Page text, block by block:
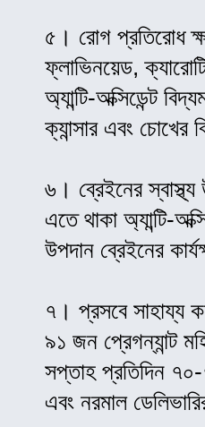
৫। রোগ প্রতিরোধ
ফ্লাভিনয়েড,
অ্যান্টি-অক্সিডেন্ট
ক্যান্সার এবং চোখের
৬। ব্রেইনের
এতে থাকা অ্যান্টি-
উপদান ব্রেইনের
৭। প্রসবে সাহায্য
৯১ জন প্রেগন্যান্ট
সপ্তাহ প্রতিদিন
এবং নরমাল